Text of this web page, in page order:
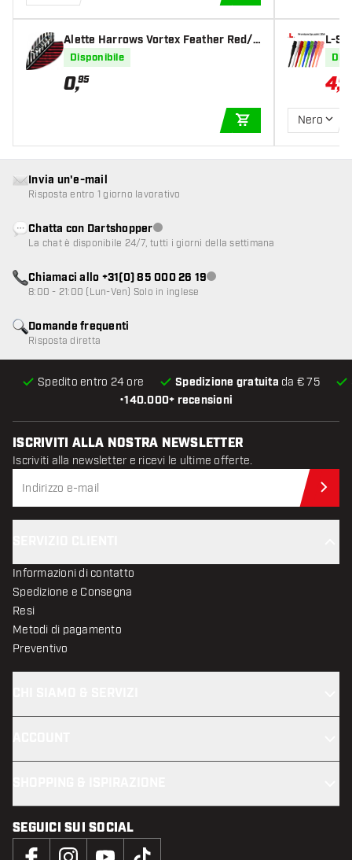
Alette Harrows Vortex Feather Red/S
ilver
Disponibile
0,95
AGGIUNGI AL
L-
4,04
Nero
•140.000+ recensioni
Spedito entro 24 ore Spedizione gratuita da € 75
Domande frequenti
Risposta diretta
Invia un'e-mail
Risposta entro 1 giorno lavorativo
Chatta con DartshopperServizio clienti non disponibile
La chat è disponibile 24/7, tutti i giorni della settimana
Chiamaci allo +31(0) 85 000 26 19Servizio clienti non disponibile
8:00 - 21:00 (Lun-Ven) Solo in inglese
ISCRIVITI ALLA NOSTRA NEWSLETTER
Iscriviti alla newsletter e ricevi le ultime offerte.
Informazioni di contatto
Spedizione e Consegna
Resi
Metodi di pagamento
Preventivo
SEGUICI SUI SOCIAL